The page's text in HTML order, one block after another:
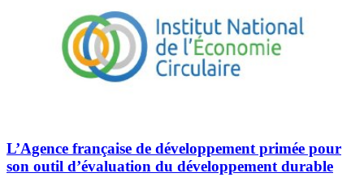
L’Agence française de développement primée pour
son outil d’évaluation du développement durable